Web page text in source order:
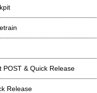
POST & Quick Release
Release